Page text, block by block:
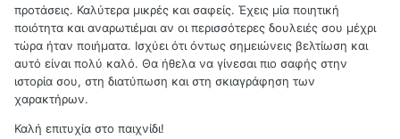
προτάσεις. Καλύτερα μικρές και σαφείς. Έχεις μία ποιητική
ποιότητα και αναρωτιέμαι αν οι περισσότερες δουλειές σου μέχρι
τώρα ήταν ποιήματα. Ισχύει ότι όντως σημειώνεις βελτίωση και
αυτό είναι πολύ καλό. Θα ήθελα να γίνεσαι πιο σαφής στην
ιστορία σου, στη διατύπωση και στη σκιαγράφηση των
χαρακτήρων.
Καλή επιτυχία στο παιχνίδι!